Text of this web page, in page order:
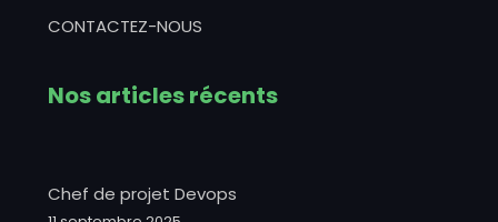
CONTACTEZ-NOUS
Nos articles récents
Chef de projet Devops